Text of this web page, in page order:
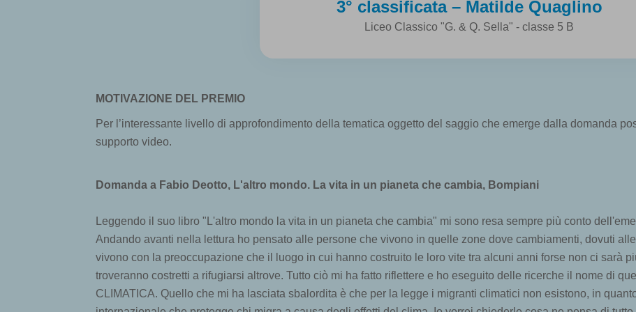
3° classificata – Matilde Quaglino
Liceo Classico "G. & Q. Sella" - classe 5 B
MOTIVAZIONE DEL PREMIO
Per l’interessante livello di approfondimento della tematica oggetto del saggio che emerge dalla domanda
supporto video.
Domanda a Fabio Deotto, L'altro mondo. La vita in un pianeta che cambia, Bompiani
Leggendo il suo libro "L'altro mondo la vita in un pianeta che cambia" mi sono resa sempre più conto
Andando avanti nella lettura ho pensato alle persone che vivono in quelle zone dove cambiamenti, dovuti
vivono con la preoccupazione che il luogo in cui hanno costruito le loro vite tra alcuni anni forse non ci sarà
troveranno costretti a rifugiarsi altrove. Tutto ciò mi ha fatto riflettere e ho eseguito delle ricerche il nome di
CLIMATICA. Quello che mi ha lasciata sbalordita è che per la legge i migranti climatici non esistono, in